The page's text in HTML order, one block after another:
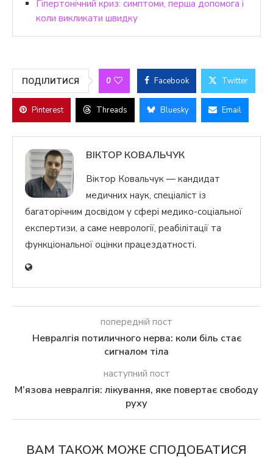
Гіпертонічний криз: симптоми, перша допомога і
коли викликати швидку
ПОДІЛИТИСЯ 0 Facebook Twitter
Pinterest Threads Bluesky Email
ВІКТОР КОВАЛЬЧУК
Віктор Ковальчук — кандидат
медичних наук, спеціаліст із
багаторічним досвідом у сфері медико-соціальної
експертизи, а саме неврології, реабілітації та
функціональної оцінки працездатності.
попередній пост
Невралгія потиличного нерва: коли біль стає
сигналом тіла
наступний пост
М’язова невралгія: лікування, яке повертає свободу
руху
ВАМ ТАКОЖ МОЖЕ СПОДОБАТИСЯ